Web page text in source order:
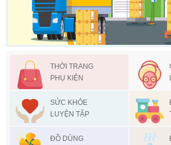
THỜI TRANG
PHỤ KIỆN
SỨC KHỎE
LUYỆN TẬP
ĐỒ DÙNG